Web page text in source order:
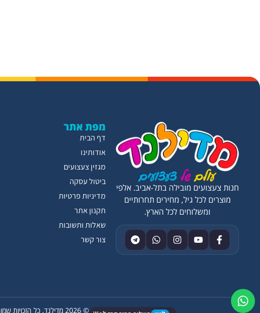
© 2026 מדילנד. כל הזכויות שמורות.
מפת אתר
דף הבית
אודותינו
מגזין צעצועים
ביטול עסקה
מדיניות פרטיות
תקנון אתר
שאלות ותשובות
צור קשר
חנות צעצועים מובילה בתל-אביב. אלפי
מוצרים לכל גיל, מחירים תחרותיים
ומשלוחים לכל הארץ.